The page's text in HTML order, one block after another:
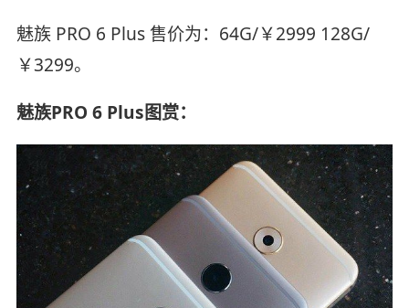
魅族 PRO 6 Plus 售价为：64G/￥2999 128G/
￥3299。
魅族PRO 6 Plus图赏：